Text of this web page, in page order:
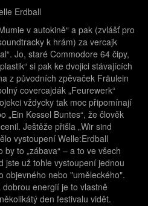
v autokině“ a pak (zvlášť pro
k hrám) za vercajk
Jo, staré Commodore 64 čipy,
si pak ke dvojici stávajících
z původních zpěvaček Fräulein
covercajdák „Feurewerk“
vždycky tak moc připomínají
„Ein Kessel Buntes“, že člověk
Ještěže přišla „Wir sind
vystoupení Welle:Erdball
to „zábava“ – a to ve všech
jste už tohle vystoupení jednou
objevného nebo "uměleckého".
energií je to vlastně
den festivalu vidět.